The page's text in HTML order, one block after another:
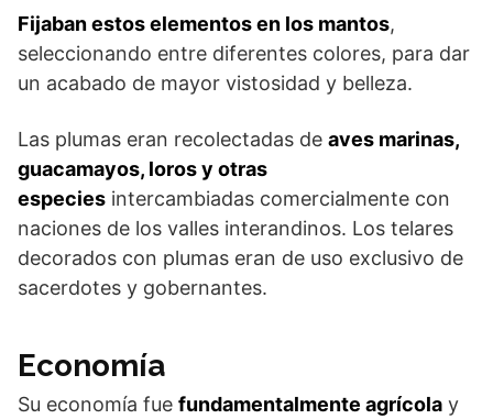
Fijaban estos elementos en los mantos,
seleccionando entre diferentes colores, para dar
un acabado de mayor vistosidad y belleza.
Las plumas eran recolectadas de aves marinas,
guacamayos, loros y otras
especies intercambiadas comercialmente con
naciones de los valles interandinos. Los telares
decorados con plumas eran de uso exclusivo de
sacerdotes y gobernantes.
Economía
Su economía fue fundamentalmente agrícola y